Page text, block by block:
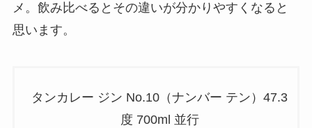
メ。飲み比べるとその違いが分かりやすくなると
思います。
タンカレー ジン No.10（ナンバー テン）47.3
度 700ml 並行